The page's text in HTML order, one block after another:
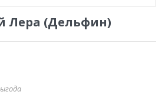
Лера (Дельфин)